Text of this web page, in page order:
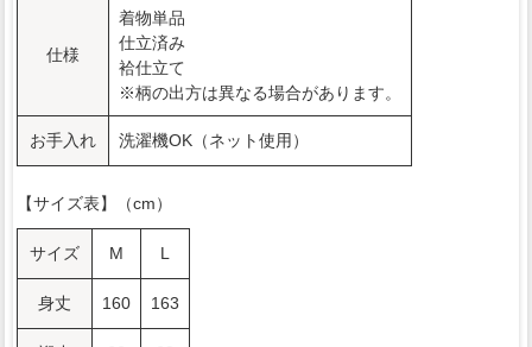
仕様
着物単品
仕立済み
袷仕立て
※柄の出方は異なる場合があります。
お手入れ 洗濯機OK（ネット使用）
【サイズ表】（cm）
サイズ M L
身丈 160 163